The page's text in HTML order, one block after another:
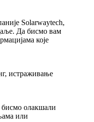
Solarwaytech,
Да бисмо вам
које
истраживање
олакшали
или